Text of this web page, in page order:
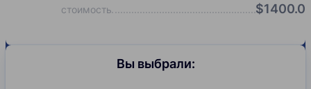
стоимость $1400.0
Вы выбрали: